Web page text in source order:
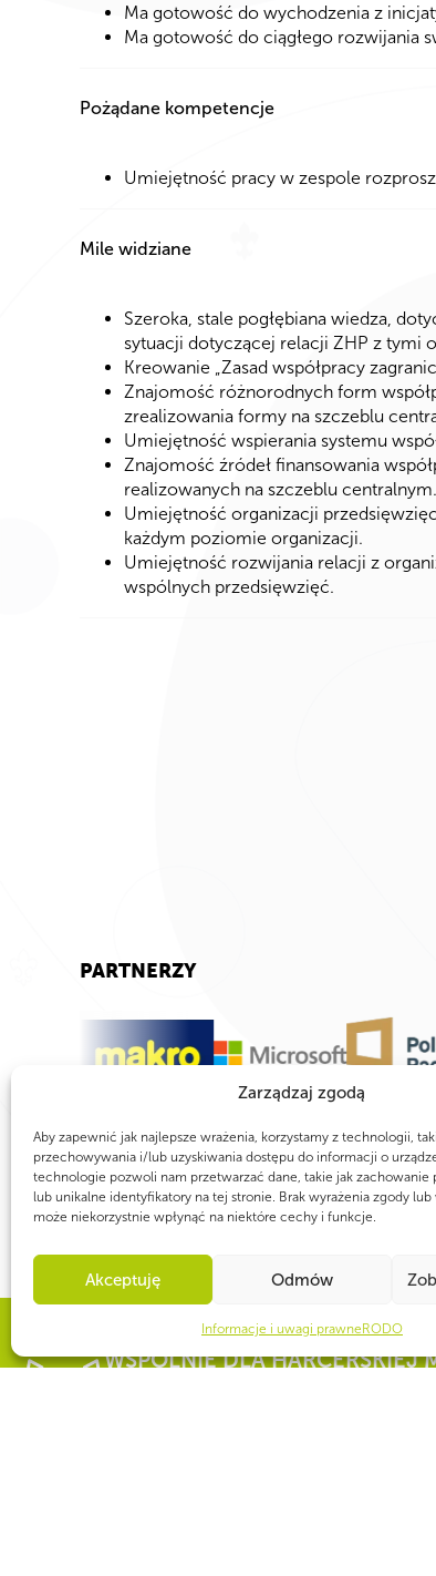
Zarządzaj zgodą
Aby zapewnić jak najlepsze wrażenia, korzystamy z technologii,
przechowywania i/lub uzyskiwania dostępu do informacji o
technologie pozwoli nam przetwarzać dane, takie jak zachowanie
lub unikalne identyfikatory na tej stronie. Brak wyrażenia zgody
może niekorzystnie wpłynąć na niektóre cechy i funkcje.
Akceptuję Odmów
Informacje i uwagi prawne RODO
Ma gotowość do wychodzenia z
Ma gotowość do ciągłego rozwijania
Pożądane kompetencje
Umiejętność pracy w zespole
Mile widziane
Szeroka, stale pogłębiana wiedza,
sytuacji dotyczącej relacji ZHP z tymi
Kreowanie „Zasad współpracy
Znajomość różnorodnych form
zrealizowania formy na szczeblu
Umiejętność wspierania systemu
Znajomość źródeł finansowania
realizowanych na szczeblu centralnym.
Umiejętność organizacji
każdym poziomie organizacji.
Umiejętność rozwijania relacji z
wspólnych przedsięwzięć.
PARTNERZY
WSPÓLNIE DLA HARCERSKIEJ